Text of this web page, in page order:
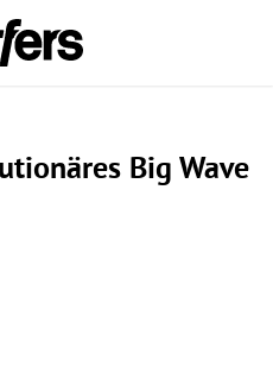
Big Wave